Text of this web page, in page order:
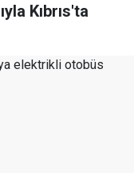
Kıbrıs'ta